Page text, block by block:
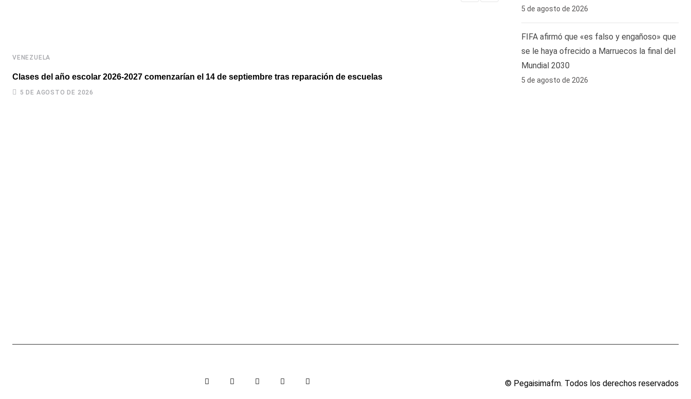
VENEZUELA
Clases del año escolar 2026-2027 comenzarían el 14 de septiembre tras reparación de escuelas
5 DE AGOSTO DE 2026
Gobierno reitera que subsidiará 80% del costo
5 de agosto de 2026
FIFA afirmó que «es falso y engañoso» que
se le haya ofrecido a Marruecos la final del
Mundial 2030
5 de agosto de 2026
© Pegaisimafm. Todos los derechos reservados